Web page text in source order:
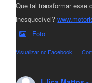
Que tal transformar esse
inesquecível?
Foto
Visualizar no Facebook ·